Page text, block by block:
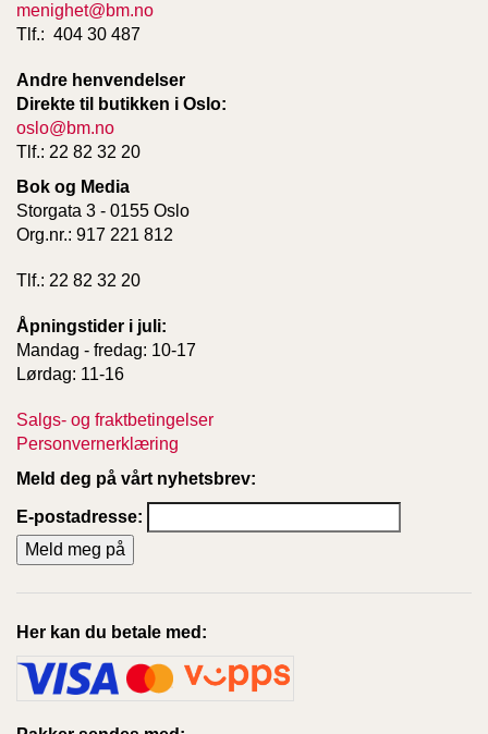
menighet@bm.no
Tlf.: 404 30 487
Andre henvendelser
Direkte til butikken i Oslo:
oslo@bm.no
Tlf.: 22 82 32 20
Bok og Media
Storgata 3 - 0155 Oslo
Org.nr.: 917 221 812
Tlf.: 22 82 32 20
Åpningstider i juli:
Mandag - fredag: 10-17
Lørdag: 11-16
Salgs- og fraktbetingelser
Personvernerklæring
Meld deg på vårt nyhetsbrev:
E-postadresse:
Her kan du betale med: